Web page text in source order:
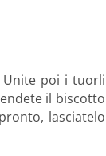
Unite poi i tuorli
il biscotto
lasciatelo